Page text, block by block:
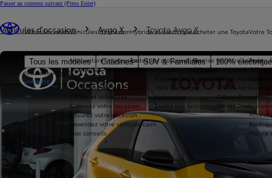
Passer au contenu suivant (Press Enter)
Véhicules neufs
Tous les modèles Citadines SUV & Familiales 100%
Nouvelle Aygo X
HYBRIDE
Véhicules d'occasion
Nos voitures d'occasion
Avantages Toyota Occasions
Réservez en ligne
Livraison près de chez vous
Offres et actualités
Financez votre occasion
Assurez votre occasion
Revendez votre véhicule cash
Nos conseils
Hybride et électrique
Toutes les motorisations
Hybride
100% Électrique
Hydrogène
Toutes nos technologies
Acheter une Toyota
Reprise de votre voiture
Offres du moment
Offres Après-
Offres Occasions
Offres
Votre
Toyota
Offres
Ma vie
Véhicules d'occasion Aygo X Toyota Aygo X